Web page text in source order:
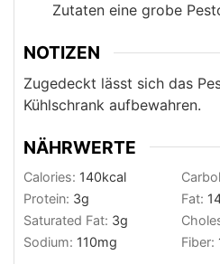
Zutaten eine grobe
NOTIZEN
Zugedeckt lässt sich das
Kühlschrank aufbewahren.
NÄHRWERTE
Calories: 140kcal
Protein: 3g Fat:
Saturated Fat: 3g
Sodium: 110mg Fiber: